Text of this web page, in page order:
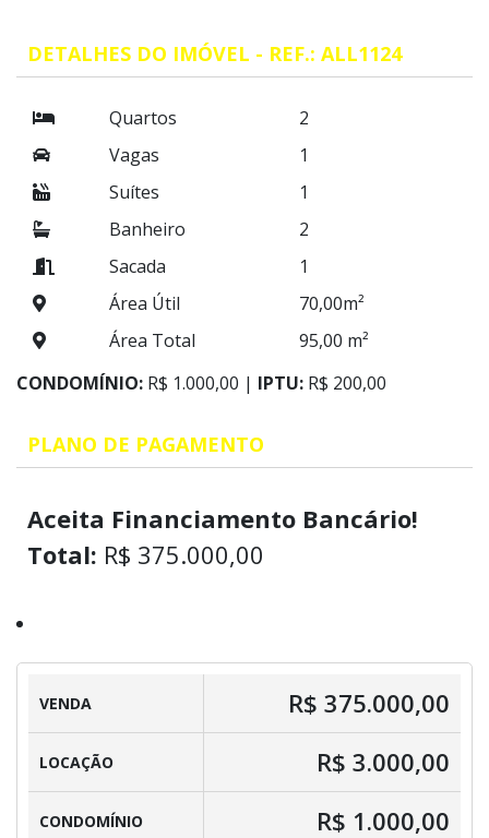
DETALHES DO IMÓVEL - REF.: ALL1124
Quartos
2
Vagas
1
Suítes
1
Banheiro
2
Sacada
1
Área Útil
70,00m²
Área Total
95,00 m²
CONDOMÍNIO: R$ 1.000,00 | IPTU: R$ 200,00
PLANO DE PAGAMENTO
Aceita Financiamento Bancário!
Total: R$ 375.000,00
VENDA R$ 375.000,00
LOCAÇÃO R$ 3.000,00
CONDOMÍNIO R$ 1.000,00